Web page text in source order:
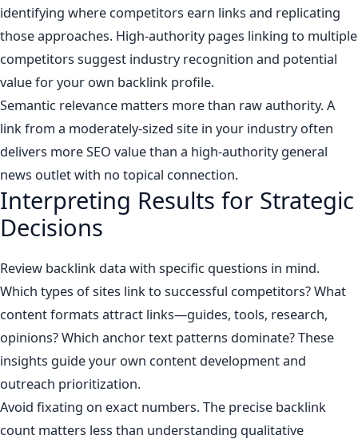
identifying where competitors earn links and replicating
those approaches. High-authority pages linking to multiple
competitors suggest industry recognition and potential
value for your own backlink profile.
Semantic relevance matters more than raw authority. A
link from a moderately-sized site in your industry often
delivers more SEO value than a high-authority general
news outlet with no topical connection.
Interpreting Results for Strategic
Decisions
Review backlink data with specific questions in mind.
Which types of sites link to successful competitors? What
content formats attract links—guides, tools, research,
opinions? Which anchor text patterns dominate? These
insights guide your own content development and
outreach prioritization.
Avoid fixating on exact numbers. The precise backlink
count matters less than understanding qualitative